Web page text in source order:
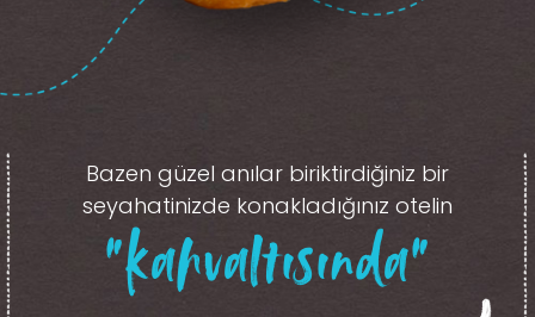
Bazen güzel anılar biriktirdiğiniz bir
seyahatinizde konakladığınız otelin
“kahvaltısında”